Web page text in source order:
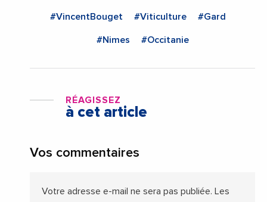
#VincentBouget #Viticulture #Gard
#Nimes #Occitanie
RÉAGISSEZ
à cet article
Vos commentaires
Votre adresse e-mail ne sera pas publiée. Les